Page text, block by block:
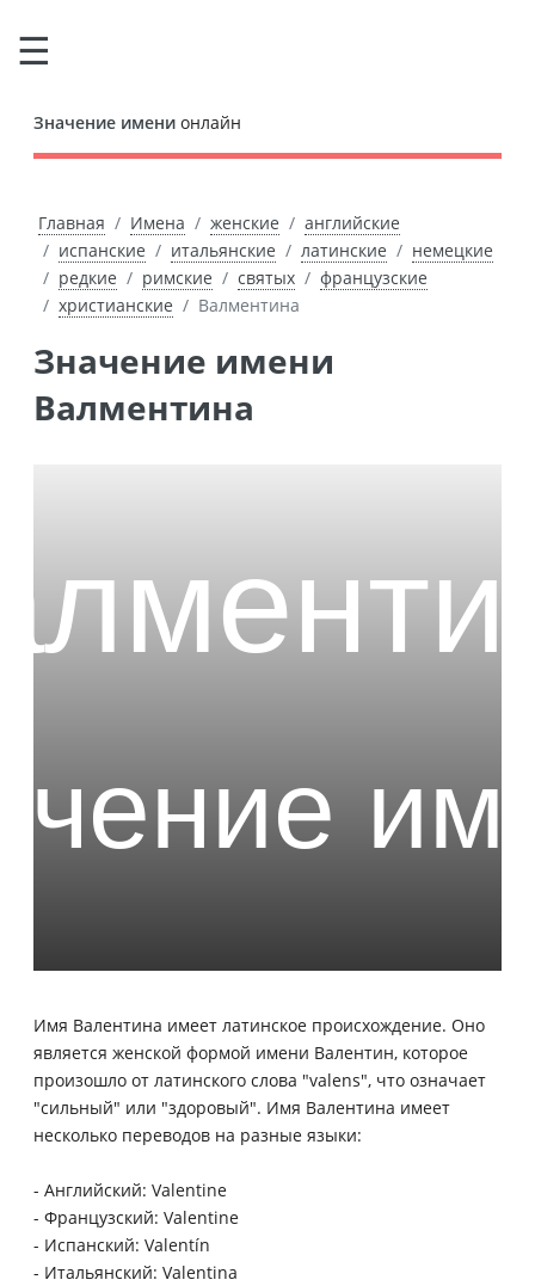
Значение имени онлайн
Главная Имена женские
английские
испанские
итальянские латинские
немецкие
редкие
римские святых
французские
христианские
Валментина
Значение имени
Валментина
Имя Валентина имеет латинское происхождение. Оно
является женской формой имени Валентин, которое
произошло от латинского слова "valens", что означает
"сильный" или "здоровый". Имя Валентина имеет
несколько переводов на разные языки:
- Английский: Valentine
- Французский: Valentinе
- Испанский: Valentín
- Итальянский: Valentina